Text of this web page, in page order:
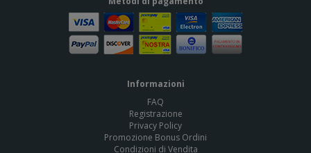
Informazioni
FAQ
Registrazione
Privacy Policy
Promozione Bonus Ordini
Condizioni di Vendita